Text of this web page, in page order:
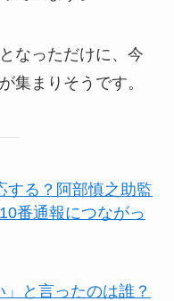
なっただけに、今
集まりそうです。
する？阿部慎之助監
番通報につながっ
と言ったのは誰？